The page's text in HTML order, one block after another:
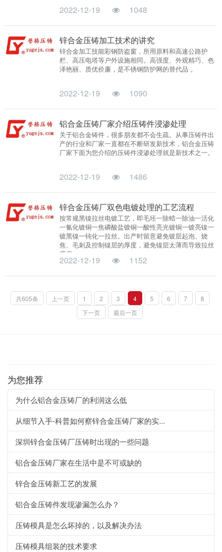
2022-12-19 1048
锌合金压铸加工技术的讲究
锌合金加工技能彩钢防盗窗，所用原料和高速公路护
栏、高压电塔等户外设施相同。高强度、外观精巧、色
泽艳丽、质优价廉，是不锈钢防护网的替代品 。
2022-12-19 1090
铝合金压铸厂家介绍压铸件浸渗处理
关于铝合金铸件，很多朋友都不会生疏。从事压铸件出
产的行业和厂家一直都在不断研发新技术，铝合金压铸
厂家下面为您介绍的压铸件浸渗处理就是新技术之一。
2022-12-19 1486
锌合金压铸厂双色电镀处理的工艺流程
按常规黑镍拉丝电镀工艺，即毛坯一除蜡一除油一活化
一氰化镀铜一焦磷酸盐镀铜一酸性亮光镀铜一镀亮镍一
镀黑镍一钝化一拉丝。出产时留意避免镀层起泡、烧
焦、毛刺及控制镍层的厚度，避免镍层太薄而导致拉丝
露底。
2022-12-19 1152
共605条 上一页 1 2 3 4 5 6 7
8
下一页
最后一页
为您推荐
为什么铝合金压铸厂的利润这么低
从细节入手-科普如何察锌合金压铸厂家的实...
深圳锌合金压铸厂压铸时出现的一些问题
铝合金压铸厂家在生活中是不可或缺的
锌合金压铸新工艺的发展
铝合金压铸件发现渗漏怎么办？
压铸模具是怎么坏掉的，以及解决办法
压铸模具组装的技术要求